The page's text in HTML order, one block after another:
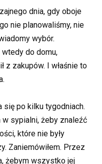
dnia, gdy oboje
nie planowaliśmy, nie
wybór.
wtedy do domu,
z zakupów. I właśnie to
się po kilku tygodniach.
sypialni, żeby znaleźć
które nie były
Zaniemówiłem. Przez
żebym wszystko jej